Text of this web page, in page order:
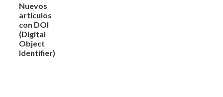
Nuevos
artículos
con DOI
(Digital
Object
Identifier)